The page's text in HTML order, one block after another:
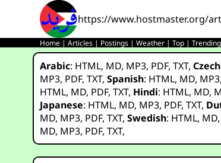
https://www.hostmaster.org/
Home |Articles | Postings |Weather |Top |Trending
Arabic: HTML, MD, MP3, PDF,TXT,Czech
MP3, PDF,TXT,Spanish: HTML, MD, MP3,
HTML, MD, PDF,TXT, Hindi: HTML, MD,
Japanese: HTML, MD, MP3, PDF,TXT,
MD, MP3, PDF,TXT,Swedish: HTML, MD,
MD, MP3, PDF,TXT,